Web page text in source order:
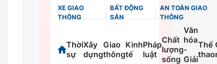
XE GIAO
THÔNG
BẤT ĐỘNG
SẢN
AN TOÀN GIAO
THÔNG
Thời
sự
Xây
dựng
Giao
thông
Kinh
tế
Pháp
luật
Chất
lượng
sống
Văn
hóa
-
Giải
Thể
thao
Thời sự
Multimedia